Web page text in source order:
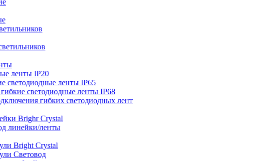
ленты IP20
светодиодные ленты IP65
светодиодные ленты IP68
гибких светодиодных лент
Brighr Crystal
линейки/ленты
Bright Crystal
Световод